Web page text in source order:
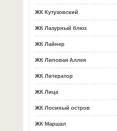
ЖК Кутузовский
ЖК Лазурный блюз
ЖК Лайнер
ЖК Липовая Аллея
ЖК Литератор
ЖК Лица
ЖК Лосиный остров
ЖК Маршал